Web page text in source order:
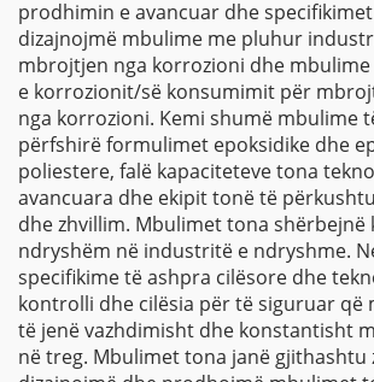
prodhimin e avancuar dhe
dizajnojmë mbulime me pluhur
mbrojtjen nga korrozioni dhe
e korrozionit/së konsumimit për
nga korrozioni. Kemi shumë mbulime
përfshirë formulimet epoksidike dhe
poliestere, falë kapaciteteve tona
avancuara dhe ekipit tonë të
dhe zhvillim. Mbulimet tona shërbejnë
ndryshëm në industritë e ndryshme.
specifikime të ashpra cilësore dhe
kontrolli dhe cilësia për të siguruar që
të jenë vazhdimisht dhe konstantisht
në treg. Mbulimet tona janë gjithashtu